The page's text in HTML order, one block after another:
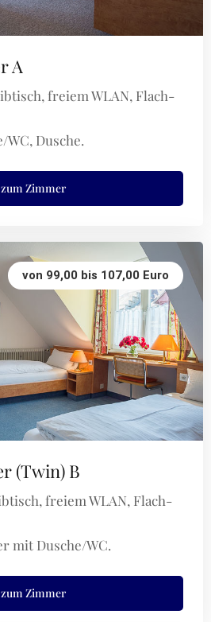
A
freiem WLAN, Flach-
WC, Dusche.
zum Zimmer
von 99,00 bis 107,00 Euro
(Twin) B
freiem WLAN, Flach-
mit Dusche/WC.
zum Zimmer